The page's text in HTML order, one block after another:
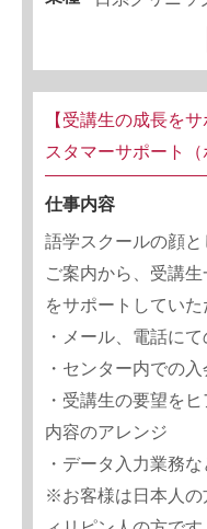
【受講生の成長を
スタマーサポート（
仕事内容
語学スクールの顔
ご案内から、受講
をサポートしていた
・メール、電話に
・センター内での入
・受講生の要望を
内容のアレンジ
・データ入力業務な
※お客様は日本人の